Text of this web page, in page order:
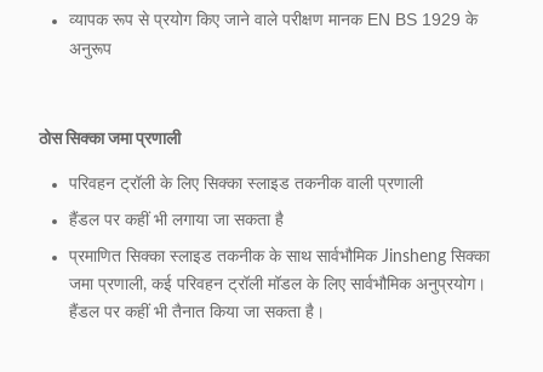
व्यापक रूप से प्रयोग किए जाने वाले परीक्षण मानक EN BS 1929 के
अनुरूप
ठोस सिक्का जमा प्रणाली
परिवहन ट्रॉली के लिए सिक्का स्लाइड तकनीक वाली प्रणाली
हैंडल पर कहीं भी लगाया जा सकता है
प्रमाणित सिक्का स्लाइड तकनीक के साथ सार्वभौमिक Jinsheng सिक्का
जमा प्रणाली, कई परिवहन ट्रॉली मॉडल के लिए सार्वभौमिक अनुप्रयोग।
हैंडल पर कहीं भी तैनात किया जा सकता है।